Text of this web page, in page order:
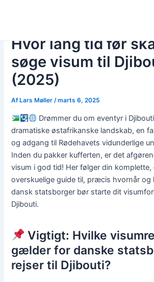
Hvor lang tid før
søge visum til
(2025)
AfLars Møller /marts 6, 2025
Drømmer du om eventyr i
dramatiske østafrikanske landskab, en
og adgang til Rødehavets vidunderlige
Inden du pakker kufferten, er det
visum i god tid! Her følger din komplette,
overskuelige guide til, præcis hvornår og
dansk statsborger bør starte dit
Djibouti.
Vigtigt: Hvilke
gælder for danske
rejser til Djibouti?